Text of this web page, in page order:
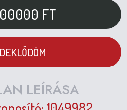
FT
LEÍRÁSA